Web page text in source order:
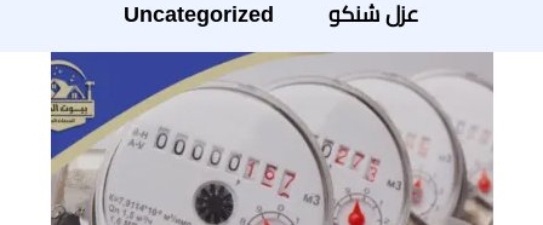
عزل شنكو Uncategorized